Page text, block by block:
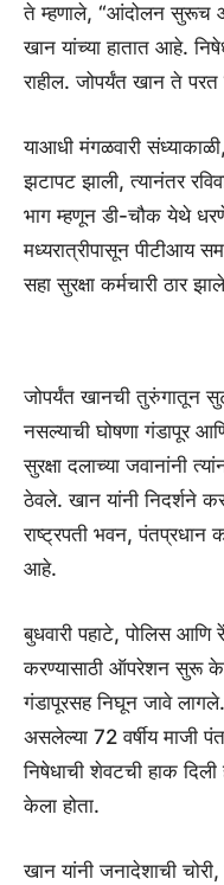
ते म्हणाले, “आंदोलन सुरूच
खान यांच्या हातात आहे.
राहील. जोपर्यंत खान ते परत
याआधी मंगळवारी
झटापट झाली, त्यानंतर
भाग म्हणून डी-चौक येथे
मध्यरात्रीपासून पीटीआय
सहा सुरक्षा कर्मचारी ठार
जोपर्यंत खानची तुरुंगातून
नसल्याची घोषणा गंडापूर
सुरक्षा दलाच्या जवानांनी
ठेवले. खान यांनी निदर्शने
राष्ट्रपती भवन, पंतप्रधान
आहे.
बुधवारी पहाटे, पोलिस आणि
करण्यासाठी ऑपरेशन सुरू
गंडापूरसह निघून जावे
असलेल्या 72 वर्षीय माजी
निषेधाची शेवटची हाक दिली
केला होता.
खान यांनी जनादेशाची